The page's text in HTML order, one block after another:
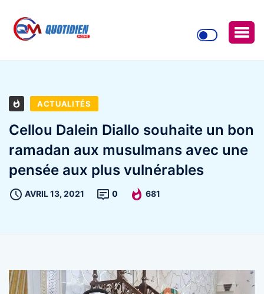
ACTUALITÉS
Cellou Dalein Diallo souhaite un bon
ramadan aux musulmans avec une
pensée aux plus vulnérables
AVRIL 13, 2021 0 681